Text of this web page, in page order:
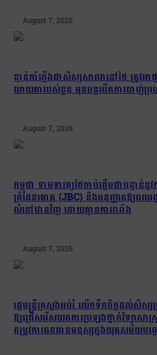
August 7, 2026
ខ្មាន់កាំភ្លើងជាសិស្សសាលានៅថៃ ត្រូវអា
យាយតារបស់ខ្លួន មុនបន្តបើកការបាញ់ប្
August 7, 2026
កម្ពុជា ទាមទារឲ្យថៃចាប់ផ្តើមជាបន្ទាន់
ព្រំដែនគោគ (JBC) និងអនុញ្ញាតឱ្យពល
លំនៅឋានវិញ ដោយគ្មានការរារាំង
August 7, 2026
រដ្ឋមន្រ្តីក្រសួងអប់រំ លើកទឹកចិត្តដល់សិស្
ឱ្យជ្រើសរើសយកការប្រឡងថ្នាក់វិទ្យាសា
តម្រូវការធនធានមនុស្សក្នុងយុគសម័យបច្ចេ